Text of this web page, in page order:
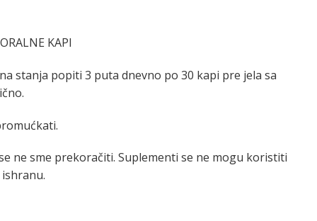
KAPI
stanja popiti 3 puta dnevno po 30 kapi pre jela sa
ne sme prekoračiti. Suplementi se ne mogu koristiti